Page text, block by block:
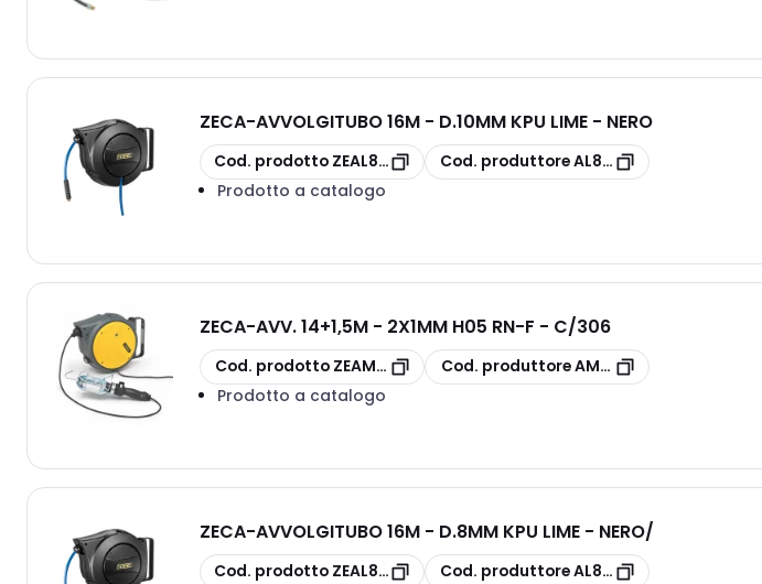
ZECA-AVVOLGITUBO 16M - D.10MM KPU LIME - NERO
copia
Cod. prodotto ZEAL83/10/B SAFE
copia
Cod. produttoreAL83/10/B SAFE
Prodotto a catalogo
ZECA-AVV. 14+1,5M - 2X1MM H05 RN-F - C/306
copia
Cod. prodotto ZEAM57/306copia
Cod. produttoreAM57/306
Prodotto a catalogo
ZECA-AVVOLGITUBO 16M - D.8MM KPU LIME - NERO/
copia
Cod. prodotto ZEAL83/8/B SAFE
copia
Cod. produttoreAL83/8/B SAFE